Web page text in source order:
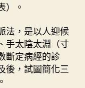
）。
法，是以人迎候
手太陰太淵（寸
斷定病經的診
後，試圖簡化三